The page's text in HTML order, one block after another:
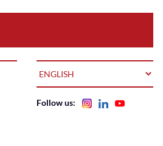
Follow us: